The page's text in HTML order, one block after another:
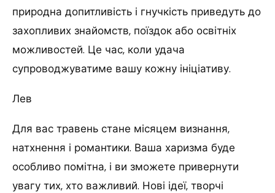
природна допитливість і гнучкість приведуть до
захопливих знайомств, поїздок або освітніх
можливостей. Це час, коли удача
супроводжуватиме вашу кожну ініціативу.
Лев
Для вас травень стане місяцем визнання,
натхнення і романтики. Ваша харизма буде
особливо помітна, і ви зможете привернути
увагу тих, хто важливий. Нові ідеї, творчі